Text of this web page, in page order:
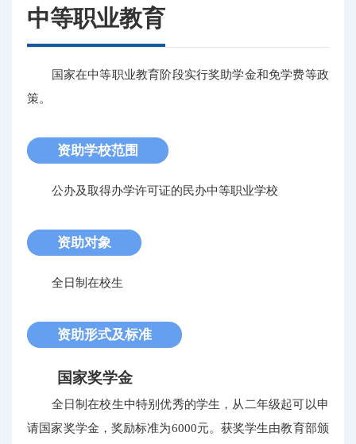
中等职业教育
国家在中等职业教育阶段实行奖助学金和免学费等政
策。
资助学校范围
公办及取得办学许可证的民办中等职业学校
资助对象
全日制在校生
资助形式及标准
国家奖学金
全日制在校生中特别优秀的学生，从二年级起可以申
请国家奖学金，奖励标准为6000元。获奖学生由教育部颁